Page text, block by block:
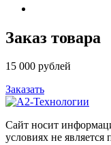
Заказ товара
15 000 рублей
Заказать
Сайт носит
условиях не